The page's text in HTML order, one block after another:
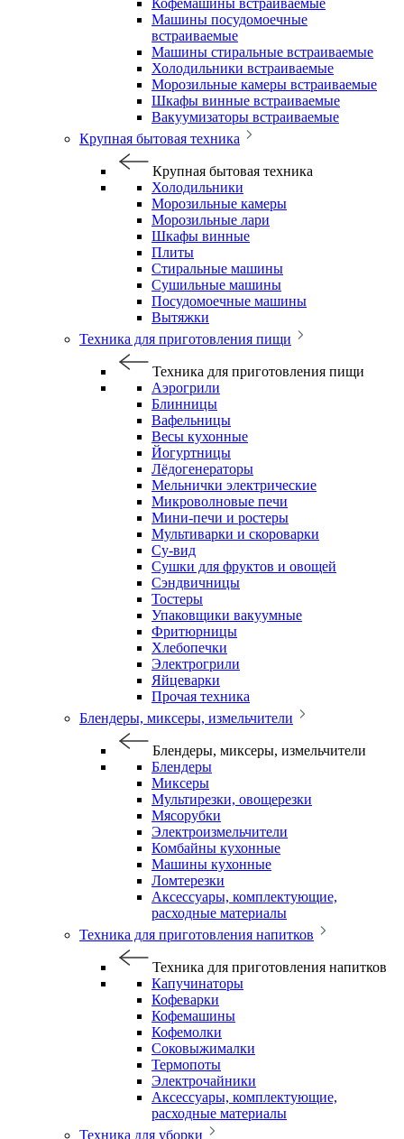
Кофемашины встраиваемые
Машины посудомоечные
встраиваемые
Машины стиральные встраиваемые
Холодильники встраиваемые
Морозильные камеры встраиваемые
Шкафы винные встраиваемые
Вакуумизаторы встраиваемые
Крупная бытовая техника
Крупная бытовая техника
Холодильники
Морозильные камеры
Морозильные лари
Шкафы винные
Плиты
Стиральные машины
Сушильные машины
Посудомоечные машины
Вытяжки
Техника для приготовления пищи
Техника для приготовления пищи
Аэрогрили
Блинницы
Вафельницы
Весы кухонные
Йогуртницы
Лёдогенераторы
Мельнички электрические
Микроволновые печи
Мини-печи и ростеры
Мультиварки и скороварки
Су-вид
Сушки для фруктов и овощей
Сэндвичницы
Тостеры
Упаковщики вакуумные
Фритюрницы
Хлебопечки
Электрогрили
Яйцеварки
Прочая техника
Блендеры, миксеры, измельчители
Блендеры, миксеры, измельчители
Блендеры
Миксеры
Мультирезки, овощерезки
Мясорубки
Электроизмельчители
Комбайны кухонные
Машины кухонные
Ломтерезки
Аксессуары, комплектующие,
расходные материалы
Техника для приготовления напитков
Техника для приготовления напитков
Капучинаторы
Кофеварки
Кофемашины
Кофемолки
Соковыжималки
Термопоты
Электрочайники
Аксессуары, комплектующие,
расходные материалы
Техника для уборки